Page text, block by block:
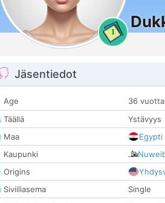
1
Jäsentiedot
Age
36
Täällä
Ystävyys
Maa
Egypti
Kaupunki
Origins
Siviiliasema
Single